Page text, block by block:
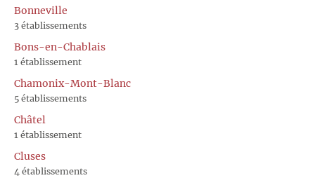
Bonneville
3 établissements
Bons-en-Chablais
1 établissement
Chamonix-Mont-Blanc
5 établissements
Châtel
1 établissement
Cluses
4 établissements